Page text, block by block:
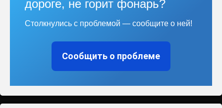
дороге, не горит фонарь?
Столкнулись с проблемой — сообщите о ней!
Сообщить о проблеме